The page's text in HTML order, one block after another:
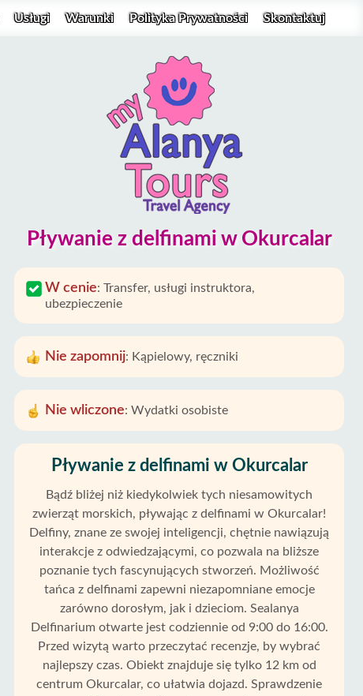
Usługi Warunki Polityka Prywatności Skontaktuj
Pływanie z delfinami w Okurcalar
W cenie: Transfer, usługi instruktora,
ubezpieczenie
Nie zapomnij: Kąpielowy, ręczniki
Nie wliczone: Wydatki osobiste
Pływanie z delfinami w Okurcalar
Bądź bliżej niż kiedykolwiek tych niesamowitych
zwierząt morskich, pływając z delfinami w Okurcalar!
Delfiny, znane ze swojej inteligencji, chętnie nawiązują
interakcje z odwiedzającymi, co pozwala na bliższe
poznanie tych fascynujących stworzeń. Możliwość
tańca z delfinami zapewni niezapomniane emocje
zarówno dorosłym, jak i dzieciom. Sealanya
Delfinarium otwarte jest codziennie od 9:00 do 16:00.
Przed wizytą warto przeczytać recenzje, by wybrać
najlepszy czas. Obiekt znajduje się tylko 12 km od
centrum Okurcalar, co ułatwia dojazd. Sprawdzenie